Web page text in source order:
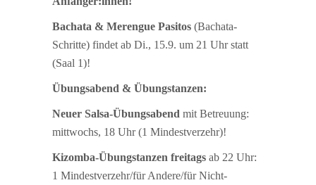
Bachata & Merengue Pasitos (Bachata-
Schritte) findet ab Di., 15.9. um 21 Uhr statt
(Saal 1)!
Übungsabend & Übungstanzen:
Neuer Salsa-Übungsabend mit Betreuung:
mittwochs, 18 Uhr (1 Mindestverzehr)!
Kizomba-Übungstanzen freitags ab 22 Uhr:
1 Mindestverzehr/für Andere/für Nicht-